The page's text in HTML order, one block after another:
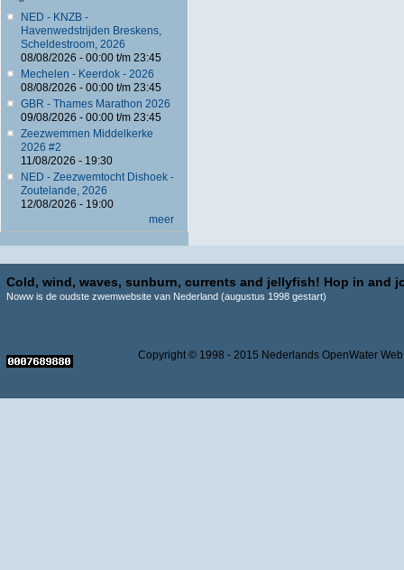
NED - KNZB -
Havenwedstrijden Breskens,
Scheldestroom, 2026
08/08/2026 - 00:00t/m 23:45
Mechelen - Keerdok - 2026
08/08/2026 - 00:00t/m 23:45
GBR - Thames Marathon 2026
09/08/2026 - 00:00t/m 23:45
Zeezwemmen Middelkerke
2026 #2
11/08/2026 - 19:30
NED - Zeezwemtocht Dishoek -
Zoutelande, 2026
12/08/2026 - 19:00
meer
Cold, wind, waves, sunburn, currents and jellyfish! Hop in and
Noww is de oudste zwemwebsite van Nederland (augustus 1998 gestart)
Copyright © 1998 - 2015 Nederlands OpenWater